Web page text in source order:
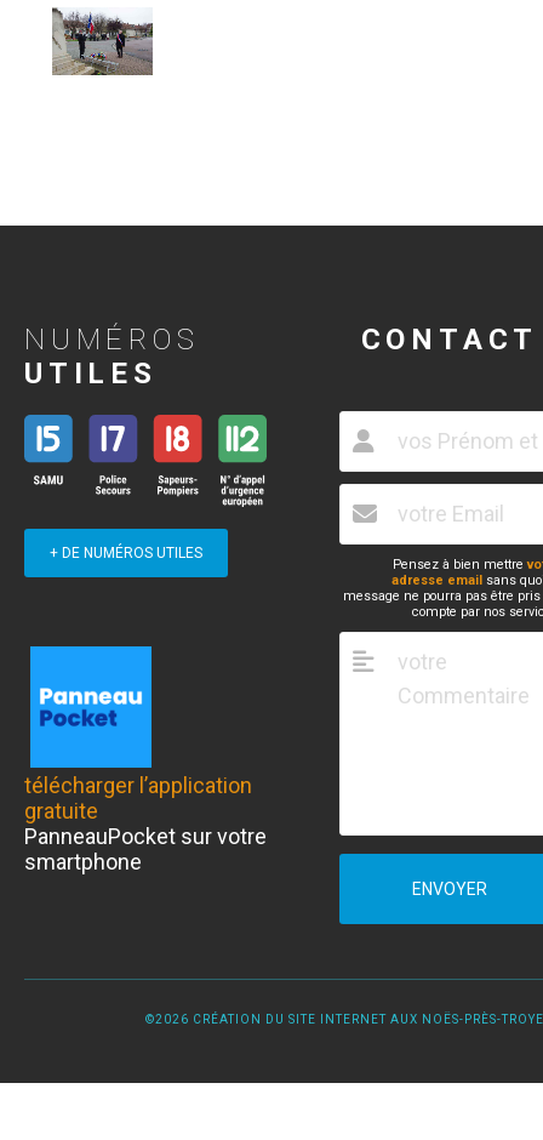
NUMÉROS
UTILES
+ DE NUMÉROS UTILES
télécharger l’application
gratuite
PanneauPocket sur votre
smartphone
CONTACT
Pensez à bien mettre
adresse email sans
message ne pourra pas être
compte par nos
ENVOYER
©2026 CRÉATION DU SITE INTERNET AUX NOËS-PRÈS-